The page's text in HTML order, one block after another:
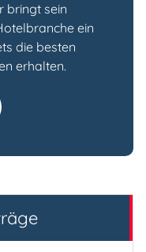
bringt sein
ein
die besten
erhalten.